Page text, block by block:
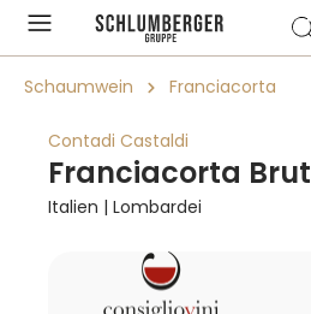
springen
Schaumwein Franciacorta
Contadi Castaldi
Franciacorta Brut
Italien | Lombardei
Bildergalerie überspringen